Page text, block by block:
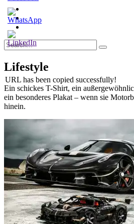
Einstellungen
ändern
Historie
der
Einstellungen
Einwilligungen
Search
for:
Search
Lifestyle
Ein schickes T-Shirt, ein
ein besonderes Plakat – wenn sie
hinein.
URL has been copied successfully!